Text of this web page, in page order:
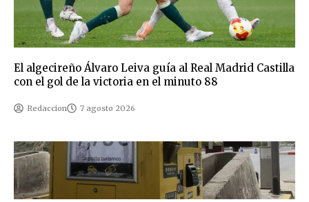
El algecireño Álvaro Leiva guía al Real Madrid Castilla
con el gol de la victoria en el minuto 88
Redaccion 7 agosto 2026